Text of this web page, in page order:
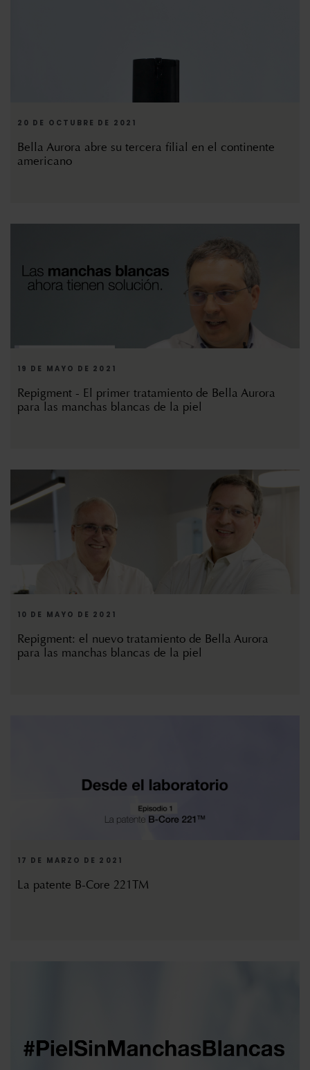
20 DE OCTUBRE DE 2021
Bella Aurora abre su tercera filial en el continente
americano
19 DE MAYO DE 2021
Repigment - El primer tratamiento de Bella Aurora
para las manchas blancas de la piel
10 DE MAYO DE 2021
Repigment: el nuevo tratamiento de Bella Aurora
para las manchas blancas de la piel
17 DE MARZO DE 2021
La patente B-Core 221TM